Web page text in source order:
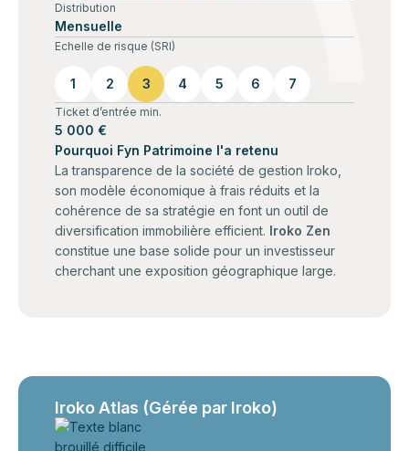
Distribution
Mensuelle
Echelle de risque (SRI)
1 2 3 4 5 6 7
Ticket d’entrée min.
5 000 €
Pourquoi Fyn Patrimoine l'a retenu
La transparence de la société de gestion Iroko,
son modèle économique à frais réduits et la
cohérence de sa stratégie en font un outil de
diversification immobilière efficient. Iroko Zen
constitue une base solide pour un investisseur
cherchant une exposition géographique large.
Iroko Atlas (Gérée par Iroko)